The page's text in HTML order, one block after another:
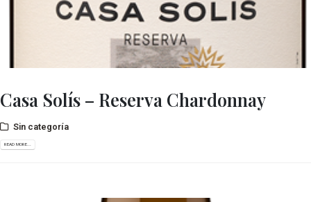
Casa Solís – Reserva Chardonnay
Sin categoría
READ MORE...